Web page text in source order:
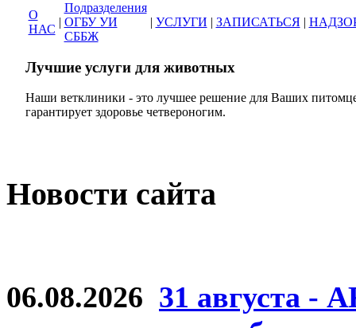
О
НАС
|
Подразделения
ОГБУ УИ
СББЖ
| УСЛУГИ | ЗАПИСАТЬСЯ |
Лучшие услуги для животных
Наши ветклиники - это лучшее решение для Ваших
гарантирует здоровье четвероногим.
Новости сайта
06.08.2026 31 августа -